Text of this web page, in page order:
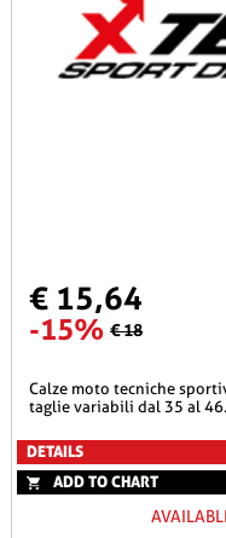
€ 15,64
-15% € 18
calze moto tecniche sportive invernali nere e arancioni xtech
taglie variabili dal 35 al
DETAILS
ADD TO CHART